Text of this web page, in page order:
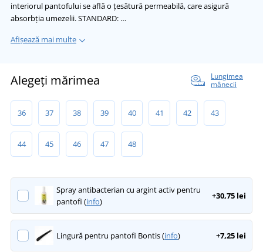
interiorul pantofului se află o țesătură permeabilă, care asigură
absorbția umezelii. STANDARD: …
Afișează mai multe
Alegeți mărimea
Lungimea
mânecii
36 37 38 39 40 41 42 43
44 45 46 47 48
Spray antibacterian cu argint activ pentru
pantofi (info)
+30,75 lei
Lingură pentru pantofi Bontis (info) +7,25 lei